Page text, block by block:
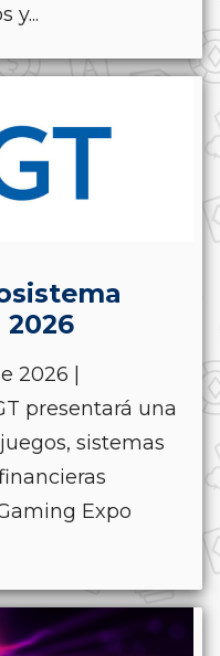
y...
2026
2026 |
presentará una
sistemas
Expo